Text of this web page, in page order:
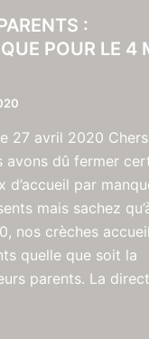
:
POUR LE 4
27 avril 2020 Chers
avons dû fermer
d’accueil par
mais sachez
nos crèches
quelle que soit la
parents. La